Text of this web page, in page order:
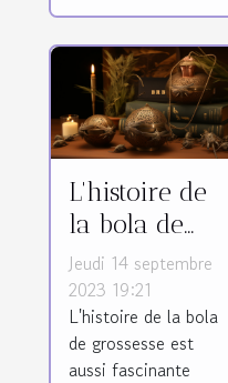
L'histoire de
la bola de
grossesse
Jeudi 14 septembre
2023 19:21
L'histoire de la bola
de grossesse est
aussi fascinante